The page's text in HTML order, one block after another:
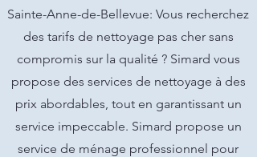
Sainte-Anne-de-Bellevue: Vous recherchez
des tarifs de nettoyage pas cher sans
compromis sur la qualité ? Simard vous
propose des services de nettoyage à des
prix abordables, tout en garantissant un
service impeccable. Simard propose un
service de ménage professionnel pour